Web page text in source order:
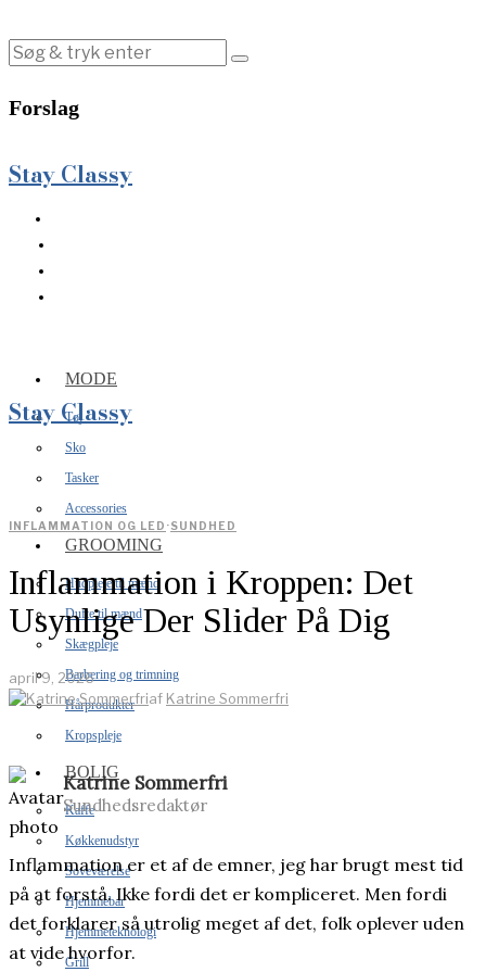
Forslag
Stay Classy
MODE
Tøj
Sko
Tasker
Accessories
GROOMING
Hudpleje til mænd
Dufte til mænd
Skægpleje
Barbering og trimning
Hårprodukter
Kropspleje
BOLIG
Kaffe
Køkkenudstyr
Soveværelse
Hjemmebar
Hjemmeteknologi
Grill
Stay Classy
INFLAMMATION OG LED ·SUNDHED
Inflammation i Kroppen: Det
Usynlige Der Slider På Dig
april 9, 2026
af Katrine Sommerfri
Katrine Sommerfri
Sundhedsredaktør
Inflammation er et af de emner, jeg har brugt mest tid
på at forstå. Ikke fordi det er kompliceret. Men fordi
det forklarer så utrolig meget af det, folk oplever uden
at vide hvorfor.